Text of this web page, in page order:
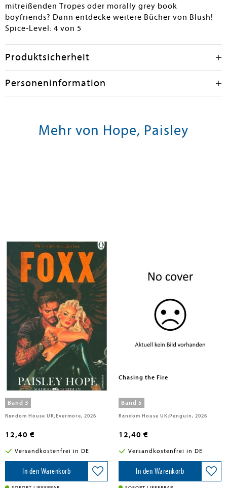
mitreißenden Tropes oder morally grey book
boyfriends? Dann entdecke weitere Bücher von Blush!
Spice-Level: 4 von 5
Produktsicherheit
Personeninformation
Mehr von Hope, Paisley
Hope, Paisley
Foxx
Band 3
Random House UK;Evermore, 2026
12,40 €
Versandkostenfrei in DE
In den Warenkorb
Chasing the Fire
Band 5
Random House UK;Penguin, 2026
12,40 €
Versandkostenfrei in DE
In den Warenkorb